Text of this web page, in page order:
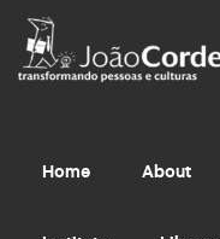
Home About